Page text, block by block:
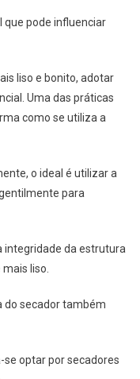
que pode influenciar
liso e bonito, adotar
Uma das práticas
como se utiliza a
o ideal é utilizar a
para
integridade da estrutura
liso.
do secador também
se optar por secadores